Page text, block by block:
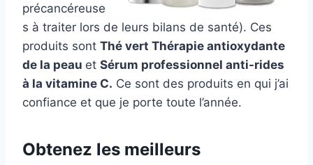
précancéreuse
s à traiter lors de leurs bilans de santé). Ces
produits sont Thé vert Thérapie antioxydante
de la peau et Sérum professionnel anti-rides
à la vitamine C. Ce sont des produits en qui j’ai
confiance et que je porte toute l’année.
Obtenez les meilleurs